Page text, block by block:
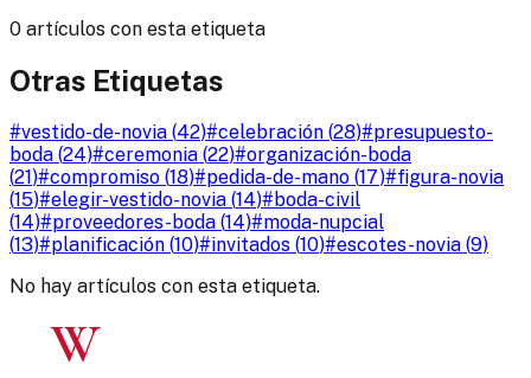
0 artículos con esta etiqueta
Otras Etiquetas
#vestido-de-novia (42)#celebración (28)#presupuesto-
boda (24)#ceremonia (22)#organización-boda
(21)#compromiso (18)#pedida-de-mano (17)#figura-novia
(15)#elegir-vestido-novia (14)#boda-civil
(14)#proveedores-boda (14)#moda-nupcial
(13)#planificación (10)#invitados (10)#escotes-novia (9)
No hay artículos con esta etiqueta.
W